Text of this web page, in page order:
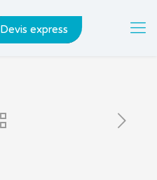
Devis express